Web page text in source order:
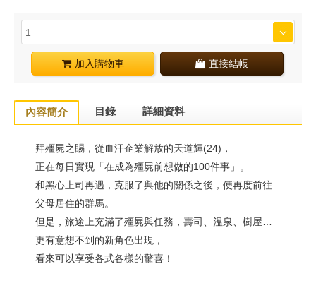
加入購物車 直接結帳
內容簡介 目錄 詳細資料
拜殭屍之賜，從血汗企業解放的天道輝(24)，
正在每日實現「在成為殭屍前想做的100件事」。
和黑心上司再遇，克服了與他的關係之後，便再度前往
父母居住的群馬。
但是，旅途上充滿了殭屍與任務，壽司、溫泉、樹屋…
更有意想不到的新角色出現，
看來可以享受各式各樣的驚喜！